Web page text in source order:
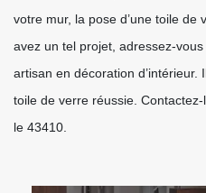
votre mur, la pose d’une toile de
avez un tel projet, adressez-
artisan en décoration
toile de verre réussie.
le 43410.